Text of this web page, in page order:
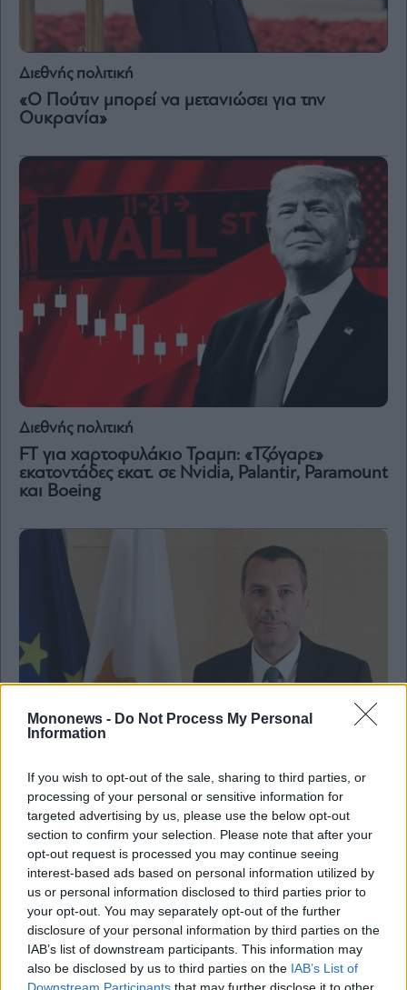
Mononews - Do Not Process My Personal
Information
If you wish to opt-out of the sale, sharing to third parties, or
processing of your personal or sensitive information for
targeted advertising by us, please use the below opt-out
section to confirm your selection. Please note that after your
opt-out request is processed you may continue seeing
interest-based ads based on personal information utilized by
us or personal information disclosed to third parties prior to
your opt-out. You may separately opt-out of the further
disclosure of your personal information by third parties on the
IAB’s list of downstream participants. This information may
also be disclosed by us to third parties on the IAB’s List of
Διεθνής πολιτική
«Ο Πούτιν μπορεί να μετανιώσει για την
Ουκρανία»
Διεθνής πολιτική
FT για χαρτοφυλάκιο Τραμπ: «Τζόγαρε»
εκατοντάδες εκατ. σε Nvidia, Palantir, Paramount
και Boeing
Διεθνής πολιτική
FT: Νέος ευρωπαϊκός κανονισμός για τα κρίσιμα
φάρμακα – Στροφή στην αυτάρκεια